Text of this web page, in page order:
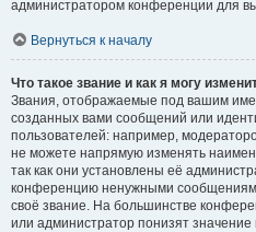
администратором конференции для
Вернуться к началу
Что такое звание и как я могу
Звания, отображаемые под вашим
созданных вами сообщений или
пользователей: например,
не можете напрямую изменять
так как они установлены её
конференцию ненужными
своё звание. На большинстве
или администратор понизят